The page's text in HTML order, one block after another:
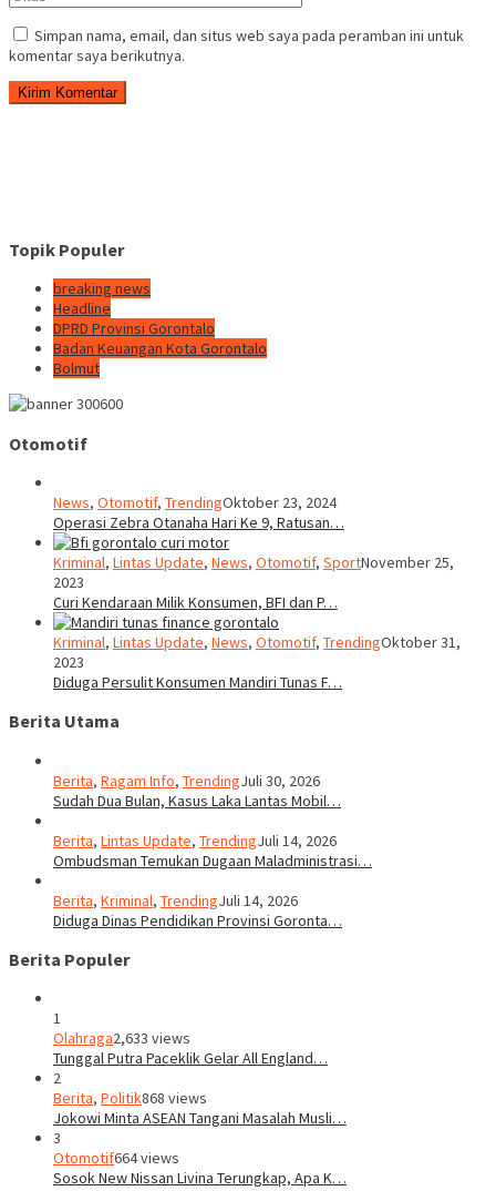
Simpan nama, email, dan situs web saya pada peramban ini untuk
komentar saya berikutnya.
Topik Populer
breaking news
Headline
DPRD Provinsi Gorontalo
Badan Keuangan Kota Gorontalo
Bolmut
Otomotif
News, Otomotif, TrendingOktober 23, 2024
Operasi Zebra Otanaha Hari Ke 9, Ratusan…
Kriminal, Lintas Update, News, Otomotif, SportNovember 25,
2023
Curi Kendaraan Milik Konsumen, BFI dan P…
Kriminal, Lintas Update, News, Otomotif, TrendingOktober 31,
2023
Diduga Persulit Konsumen Mandiri Tunas F…
Berita Utama
Berita, Ragam Info, TrendingJuli 30, 2026
Sudah Dua Bulan, Kasus Laka Lantas Mobil…
Berita, Lintas Update, TrendingJuli 14, 2026
Ombudsman Temukan Dugaan Maladministrasi…
Berita, Kriminal, TrendingJuli 14, 2026
Diduga Dinas Pendidikan Provinsi Goronta…
Berita Populer
1
Olahraga2,633 views
Tunggal Putra Paceklik Gelar All England…
2
Berita, Politik868 views
Jokowi Minta ASEAN Tangani Masalah Musli…
3
Otomotif664 views
Sosok New Nissan Livina Terungkap, Apa K…